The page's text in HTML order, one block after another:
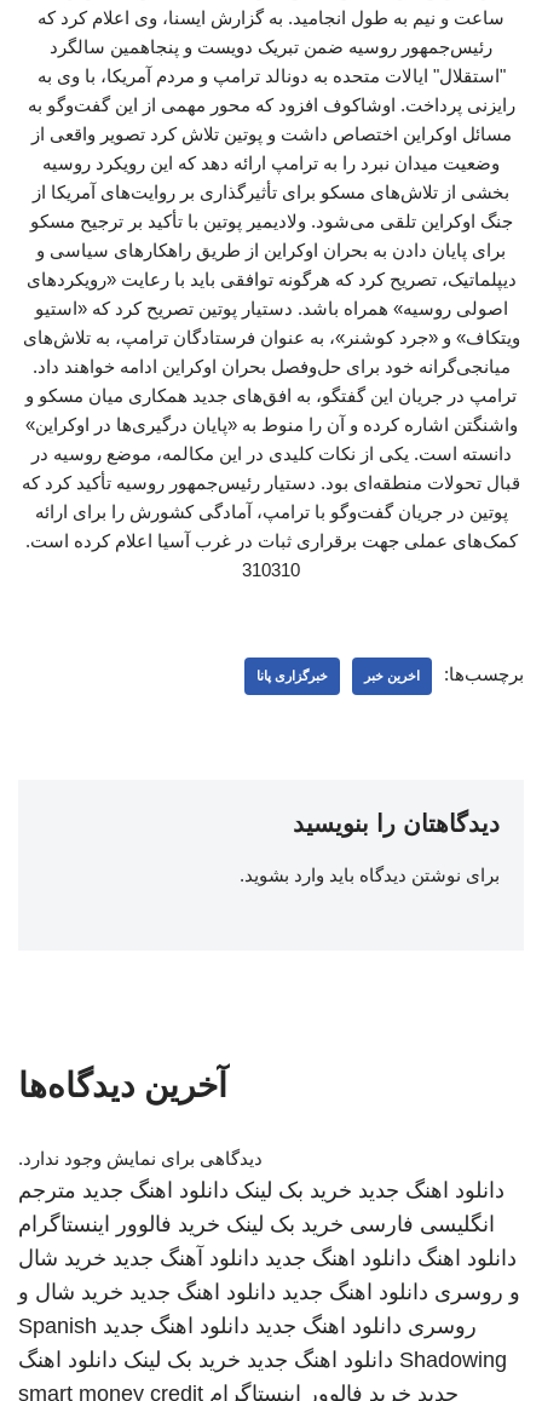
ساعت و نیم به طول انجامید. به گزارش ایسنا، وی اعلام کرد که
رئیس‌جمهور روسیه ضمن تبریک دویست و پنجاهمین سالگرد
"استقلال" ایالات متحده به دونالد ترامپ و مردم آمریکا، با وی به
رایزنی پرداخت. اوشاکوف افزود که محور مهمی از این گفت‌وگو به
مسائل اوکراین اختصاص داشت و پوتین تلاش کرد تصویر واقعی از
وضعیت میدان نبرد را به ترامپ ارائه دهد که این رویکرد روسیه
بخشی از تلاش‌های مسکو برای تأثیرگذاری بر روایت‌های آمریکا از
جنگ اوکراین تلقی می‌شود. ولادیمیر پوتین با تأکید بر ترجیح مسکو
برای پایان دادن به بحران اوکراین از طریق راهکارهای سیاسی و
دیپلماتیک، تصریح کرد که هرگونه توافقی باید با رعایت «رویکردهای
اصولی روسیه» همراه باشد. دستیار پوتین تصریح کرد که «استیو
ویتکاف» و «جرد کوشنر»، به عنوان فرستادگان ترامپ، به تلاش‌های
میانجی‌گرانه خود برای حل‌وفصل بحران اوکراین ادامه خواهند داد.
ترامپ در جریان این گفتگو، به افق‌های جدید همکاری میان مسکو و
واشنگتن اشاره کرده و آن را منوط به «پایان درگیری‌ها در اوکراین»
دانسته است. یکی از نکات کلیدی در این مکالمه، موضع روسیه در
قبال تحولات منطقه‌ای بود. دستیار رئیس‌جمهور روسیه تأکید کرد که
پوتین در جریان گفت‌وگو با ترامپ، آمادگی کشورش را برای ارائه
کمک‌های عملی جهت برقراری ثبات در غرب آسیا اعلام کرده است.
310310
برچسب‌ها: اخرین خبر خبرگزاری پانا
دیدگاهتان را بنویسید
برای نوشتن دیدگاه باید وارد بشوید.
آخرین دیدگاه‌ها
دیدگاهی برای نمایش وجود ندارد.
دانلود اهنگ جدید خرید بک لینک دانلود اهنگ جدید مترجم
انگلیسی فارسی خرید بک لینک خرید فالوور اینستاگرام
دانلود اهنگ دانلود اهنگ جدید دانلود آهنگ جدید خرید شال
و روسری دانلود اهنگ جدید دانلود اهنگ جدید خرید شال و
روسری دانلود اهنگ جدید دانلود اهنگ جدید Spanish
Shadowing دانلود اهنگ جدید خرید بک لینک دانلود اهنگ
جدید خرید فالوور اینستاگرام smart money credit